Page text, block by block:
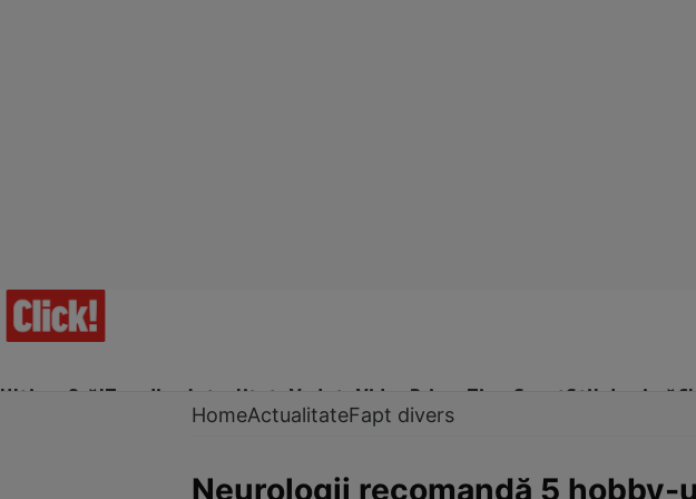
Ultima Oră!Trending Actualitate Vedete Video Prime Time SportStil de viață
HomeActualitateFapt divers
Neurologii recomandă 5